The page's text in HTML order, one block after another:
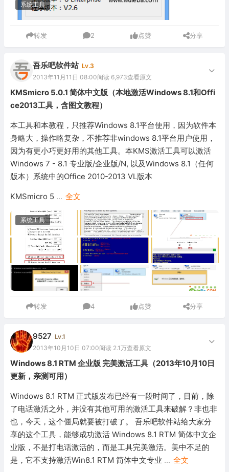
系统工具
转发 2 点赞 分享
吾乐吧软件站 Lv.3
2013年11月11日 08:00阅读 6,973查看原文
KMSmicro 5.0.1 简体中文版（本地激活Windows 8.1和Offi
ce2013工具，含图文教程）
本工具和本教程，只推荐Windows 8.1平台使用，因为软件本
身略大，操作略复杂，不推荐非windows 8.1平台用户使用，
因为有更小巧更好用的其他工具。本KMS激活工具可以激活
Windows 7 - 8.1 专业版/企业版/N, 以及Windows 8.1（任何
版本）系统中的Office 2010-2013 VL版本
KMSmicro 5 ... 全文
系统工具
转发 4 点赞 分享
9527 Lv.1
2013年10月10日 07:00阅读 2.1万查看原文
Windows 8.1 RTM 企业版 完美激活工具（2013年10月10日
更新，亲测可用）
Windows 8.1 RTM 正式版发布已经有一段时间了，目前，除
了电话激活之外，并没有其他可用的激活工具来破解？非也非
也，今天，这个僵局就要被打破了。 吾乐吧软件站给大家分
享的这个工具，能够成功激活 Windows 8.1 RTM 简体中文企
业版，不是打电话激活的，而是工具完美激活。美中不足的
是，它不支持激活Win8.1 RTM 简体中文专业 ... 全文